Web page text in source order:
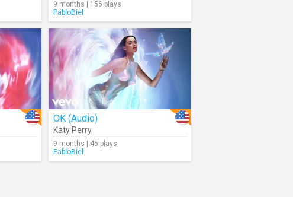
9 months | 156 plays
PabloBiel
OK (Audio)
Katy Perry
9 months | 45 plays
PabloBiel